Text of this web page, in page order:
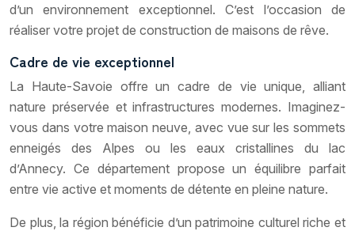
d’un environnement exceptionnel. C’est l’occasion de
réaliser votre projet de construction de maisons de rêve.
Cadre de vie exceptionnel
La Haute-Savoie offre un cadre de vie unique, alliant
nature préservée et infrastructures modernes. Imaginez-
vous dans votre maison neuve, avec vue sur les sommets
enneigés des Alpes ou les eaux cristallines du lac
d’Annecy. Ce département propose un équilibre parfait
entre vie active et moments de détente en pleine nature.
De plus, la région bénéficie d’un patrimoine culturel riche et